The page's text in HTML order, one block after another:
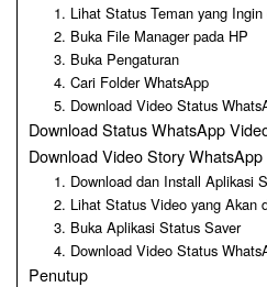
1. Lihat Status Teman yang
2. Buka File Manager pada HP
3. Buka Pengaturan
4. Cari Folder WhatsApp
5. Download Video Status
Download Status WhatsApp
Download Video Story
1. Download dan Install Aplikasi
2. Lihat Status Video yang Akan
3. Buka Aplikasi Status Saver
4. Download Video Status
Penutup